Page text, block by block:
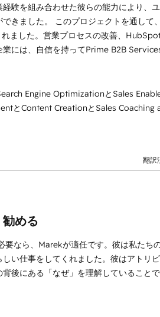
験を組み合わせた彼らの能力により、
きました。 このプロジェクトを通して
ました。営業プロセスの改善、
には、自信を持ってPrime B2B
Engine OptimizationとSales
とContent CreationとSales Coaching
翻訳
める
なら、Marekが適任です。彼は私たち
い仕事をしてくれました。彼はアトリ
後にある「なぜ」を理解していること